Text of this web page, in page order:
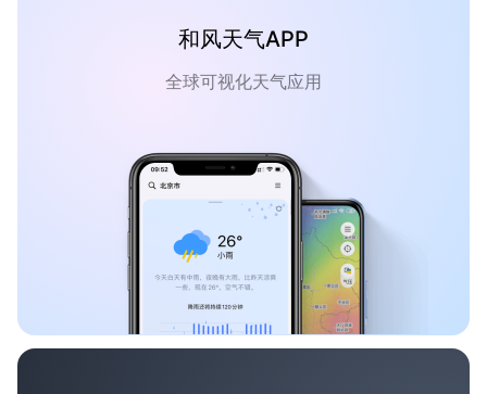
和风天气APP
全球可视化天气应用